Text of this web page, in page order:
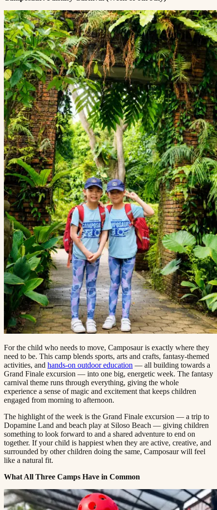
For the child who needs to move, Camposaur is exactly where they
need to be. This camp blends sports, arts and crafts, fantasy-themed
activities, and ​​​​‌ ‍ ​‍​‍‌‍ ‌ ​‍‌‍‍‌‌‍‌ ‌‍‍‌‌‍ ‍​‍​‍​ ‍‍​‍​‍‌ ​ ‌‍​‌‌‍ ‍‌‍‍‌‌ ‌​‌ ‍‌​‍ ‍‌‍‍‌‌‍ ​‍​‍​‍ ​​‍​‍‌‍‍​‌ ​‍‌‍‌‌‌‍‌‍​‍​‍​ ‍‍​‍​‍​‍ ‌ ​ ‌ ‌​‌ ‌‌‌‍‌​‌‍‍‌‌‍ ​‍ ‌‍‍‌‌‍ ‍‌ ‌​‌‍‌‌‌‍ ‍‌ ‌​​‍ ‌‍‌‌‌‍‌​‌‍‍‌‌ ‌​​‍ ‌‍ ‌‌‍ ‌‍‌​‌‍‌‌​ ‌‌ ​​‌ ​‍‌‍‌‌‌ ​ ‌‍‌‌‌‍ ‍‌ ‌​‌‍​‌‌ ‌​‌‍‍‌‌‍ ‌‍ ‍​ ‍ ‌‍‍‌‌‍‌​​ ‌​ ‌‌‌‍‌‌​ ​ ​ ​‍​ ‌ ​ ​​​ ‍​‌‍‌‌​‍ ‌​ ‍‌‌‍​‌​ ‌ ​ ​​​‍ ‌​ ‌​‌‍‌‍‌‍‌​​ ‍‌​‍ ‌‌‍​‍‌‍​‍​ ‍​​ ​‌​‍ ‌​ ​​​ ‌​​ ‍‌​ ‌​​ ‌ ​ ​‌‌‍​ ​ ​​​ ‌​​ ‍​‌‍​ ​ ‌‌​ ‍ ‌ ‌​‌ ‍‌‌ ​​‌‍‌‌​ ‌‌‍ ‍‌‍‌‌‌ ‌ ‌ ​ ​ ‍ ‌ ​​‌‍​‌‌ ‌​‌‍‍​​ ‌‌‍​ ‌‍ ‌‍ ‍‌ ‌​‌‍‌‌‌‍ ‍‌ ‌​​‍‌‌​ ‌‌‌​​‍‌‌ ‌‍‍ ‌‍‌‌‌ ‍‌​‍‌‌​ ​ ‌​‌​​‍‌‌​ ​ ‌​‌​​‍‌‌​ ​‍​ ​‍‌‍‌​​ ​ ​ ‌‍‌‍‌‌​ ‍​‌‍‌‍​ ‌​​ ​ ​ ‍​‌‍​‍​ ​‍‌‍‌​​‍‌‌​ ​‍​ ​‍​‍‌‌​ ‌‌‌​‌​​‍ ‍‌‍​ ‌‍‍​‌‍‍‌‌‍ ​‌‍‌​‌ ​‍‌‍‌‌‌‍ ‍​‍‌‌​ ‌‌‌​​‍‌‌ ‌‍‍ ‌‍‌‌‌ ‍‌​‍‌‌​ ​ ‌​‌​​‍‌‌​ ​ ‌​‌​​‍‌‌​ ​‍​ ​‍​ ​‌​ ‍​‌‍‌‌​ ‍​​ ​​​ ‌ ​ ‌‍​ ​ ​ ​​​ ‍‌​ ‍​​ ‍‌​‍‌‌​ ​‍​ ​‍​‍‌‌​ ‌‌‌​‌​​‍ ‍‌ ‌​‌‍‌‌‌ ‍​‌ ‌​​ ‌‍​‍‌‍​‌‌ ​ ‌‍‌‌‌‌‌‌‌ ​‍‌‍ ​​ ‌​‍‌‌​ ​‍‌​‌‍‌ ​ ‌ ‌​‌ ‌‌‌‍‌​‌‍‍‌‌‍ ​‍‌‍‌‍‍‌‌‍‌​​ ‌​ ‌‌‌‍‌‌​ ​ ​ ​‍​ ‌ ​ ​​​ ‍​‌‍‌‌​‍ ‌​ ‍‌‌‍​‌​ ‌ ​ ​​​‍ ‌​ ‌​‌‍‌‍‌‍‌​​ ‍‌​‍ ‌‌‍​‍‌‍​‍​ ‍​​ ​‌​‍ ‌​ ​​​ ‌​​ ‍‌​ ‌​​ ‌ ​ ​‌‌‍​ ​ ​​​ ‌​​ ‍​‌‍​ ​ ‌‌​‍‌‍‌ ‌​‌ ‍‌‌ ​​‌‍‌‌​ ‌‌‍ ‍‌‍‌‌‌ ‌ ‌ ​ ​‍‌‍‌ ​​‌‍​‌‌ ‌​‌‍‍​​ ‌‌‍​ ‌‍ ‌‍ ‍‌ ‌​‌‍‌‌‌‍ ‍‌ ‌​​‍‌‌​ ‌‌‌​​‍‌‌ ‌‍‍ ‌‍‌‌‌ ‍‌​‍‌‌​ ​ ‌​‌​​‍‌‌​ ​ ‌​‌​​‍‌‌​ ​‍​ ​‍‌‍‌​​ ​ ​ ‌‍‌‍‌‌​ ‍​‌‍‌‍​ ‌​​ ​ ​ ‍​‌‍​‍​ ​‍‌‍‌​​‍‌‌​ ​‍​ ​‍​‍‌‌​ ‌‌‌​‌​​‍ ‍‌‍​ ‌‍‍​‌‍‍‌‌‍ ​‌‍‌​‌ ​‍‌‍‌‌‌‍ ‍​‍‌‌​ ‌‌‌​​‍‌‌ ‌‍‍ ‌‍‌‌‌ ‍‌​‍‌‌​ ​ ‌​‌​​‍‌‌​ ​ ‌​‌​​‍‌‌​ ​‍​ ​‍​ ​‌​ ‍​‌‍‌‌​ ‍​​ ​​​ ‌ ​ ‌‍​ ​ ​ ​​​ ‍‌​ ‍​​ ‍‌​‍‌‌​ ​‍​ ​‍​‍‌‌​ ‌‌‌​‌​​‍ ‍‌ ‌​‌‍‌‌‌ ‍​‌ ‌​​‍‌‍‌ ​​‌‍‌‌‌ ​‍‌ ​ ‌ ​​‌‍‌‌‌‍​ ‌ ‌​‌‍‍‌‌ ‌‍‌‍‌‌​ ‌‌ ​​‌ ‌‌‌‍​‍‌‍ ​‌‍‍‌‌ ​ ‌‍‍​‌‍‌‌‌‍‌​​‍​‍‌ ‌ hands-on outdoor education​​​​‌ ‍ ​‍​‍‌‍ ‌ ​‍‌‍‍‌‌‍‌ ‌‍‍‌‌‍ ‍​‍​‍​ ‍‍​‍​‍‌ ​ ‌‍​‌‌‍ ‍‌‍‍‌‌ ‌​‌ ‍‌​‍ ‍‌‍‍‌‌‍ ​‍​‍​‍ ​​‍​‍‌‍‍​‌ ​‍‌‍‌‌‌‍‌‍​‍​‍​ ‍‍​‍​‍​‍ ‌ ​ ‌ ‌​‌ ‌‌‌‍‌​‌‍‍‌‌‍ ​‍ ‌‍‍‌‌‍ ‍‌ ‌​‌‍‌‌‌‍ ‍‌ ‌​​‍ ‌‍‌‌‌‍‌​‌‍‍‌‌ ‌​​‍ ‌‍ ‌‌‍ ‌‍‌​‌‍‌‌​ ‌‌ ​​‌ ​‍‌‍‌‌‌ ​ ‌‍‌‌‌‍ ‍‌ ‌​‌‍​‌‌ ‌​‌‍‍‌‌‍ ‌‍ ‍​ ‍ ‌‍‍‌‌‍‌​​ ‌​ ‌‌‌‍‌‌​ ​ ​ ​‍​ ‌ ​ ​​​ ‍​‌‍‌‌​‍ ‌​ ‍‌‌‍​‌​ ‌ ​ ​​​‍ ‌​ ‌​‌‍‌‍‌‍‌​​ ‍‌​‍ ‌‌‍​‍‌‍​‍​ ‍​​ ​‌​‍ ‌​ ​​​ ‌​​ ‍‌​ ‌​​ ‌ ​ ​‌‌‍​ ​ ​​​ ‌​​ ‍​‌‍​ ​ ‌‌​ ‍ ‌ ‌​‌ ‍‌‌ ​​‌‍‌‌​ ‌‌‍ ‍‌‍‌‌‌ ‌ ‌ ​ ​ ‍ ‌ ​​‌‍​‌‌ ‌​‌‍‍​​ ‌‌‍​ ‌‍ ‌‍ ‍‌ ‌​‌‍‌‌‌‍ ‍‌ ‌​​‍‌‌​ ‌‌‌​​‍‌‌ ‌‍‍ ‌‍‌‌‌ ‍‌​‍‌‌​ ​ ‌​‌​​‍‌‌​ ​ ‌​‌​​‍‌‌​ ​‍​ ​‍‌‍‌​​ ​ ​ ‌‍‌‍‌‌​ ‍​‌‍‌‍​ ‌​​ ​ ​ ‍​‌‍​‍​ ​‍‌‍‌​​‍‌‌​ ​‍​ ​‍​‍‌‌​ ‌‌‌​‌​​‍ ‍‌‍​ ‌‍‍​‌‍‍‌‌‍ ​‌‍‌​‌ ​‍‌‍‌‌‌‍ ‍​‍‌‌​ ‌‌‌​​‍‌‌ ‌‍‍ ‌‍‌‌‌ ‍‌​‍‌‌​ ​ ‌​‌​​‍‌‌​ ​ ‌​‌​​‍‌‌​ ​‍​ ​‍​ ‌ ‌‍‌‌‌‍​‍​ ‌‌​ ‌‍​ ‌ ​ ​ ‌‍‌​‌‍‌‍​ ‌‍​ ‌‌​ ‌‌​‍‌‌​ ​‍​ ​‍​‍‌‌​ ‌‌‌​‌​​‍ ‍‌ ‌​‌‍‌‌‌ ‍​‌ ‌​​ ‌‍​‍‌‍​‌‌ ​ ‌‍‌‌‌‌‌‌‌ ​‍‌‍ ​​ ‌​‍‌‌​ ​‍‌​‌‍‌ ​ ‌ ‌​‌ ‌‌‌‍‌​‌‍‍‌‌‍ ​‍‌‍‌‍‍‌‌‍‌​​ ‌​ ‌‌‌‍‌‌​ ​ ​ ​‍​ ‌ ​ ​​​ ‍​‌‍‌‌​‍ ‌​ ‍‌‌‍​‌​ ‌ ​ ​​​‍ ‌​ ‌​‌‍‌‍‌‍‌​​ ‍‌​‍ ‌‌‍​‍‌‍​‍​ ‍​​ ​‌​‍ ‌​ ​​​ ‌​​ ‍‌​ ‌​​ ‌ ​ ​‌‌‍​ ​ ​​​ ‌​​ ‍​‌‍​ ​ ‌‌​‍‌‍‌ ‌​‌ ‍‌‌ ​​‌‍‌‌​ ‌‌‍ ‍‌‍‌‌‌ ‌ ‌ ​ ​‍‌‍‌ ​​‌‍​‌‌ ‌​‌‍‍​​ ‌‌‍​ ‌‍ ‌‍ ‍‌ ‌​‌‍‌‌‌‍ ‍‌ ‌​​‍‌‌​ ‌‌‌​​‍‌‌ ‌‍‍ ‌‍‌‌‌ ‍‌​‍‌‌​ ​ ‌​‌​​‍‌‌​ ​ ‌​‌​​‍‌‌​ ​‍​ ​‍‌‍‌​​ ​ ​ ‌‍‌‍‌‌​ ‍​‌‍‌‍​ ‌​​ ​ ​ ‍​‌‍​‍​ ​‍‌‍‌​​‍‌‌​ ​‍​ ​‍​‍‌‌​ ‌‌‌​‌​​‍ ‍‌‍​ ‌‍‍​‌‍‍‌‌‍ ​‌‍‌​‌ ​‍‌‍‌‌‌‍ ‍​‍‌‌​ ‌‌‌​​‍‌‌ ‌‍‍ ‌‍‌‌‌ ‍‌​‍‌‌​ ​ ‌​‌​​‍‌‌​ ​ ‌​‌​​‍‌‌​ ​‍​ ​‍​ ‌ ‌‍‌‌‌‍​‍​ ‌‌​ ‌‍​ ‌ ​ ​ ‌‍‌​‌‍‌‍​ ‌‍​ ‌‌​ ‌‌​‍‌‌​ ​‍​ ​‍​‍‌‌​ ‌‌‌​‌​​‍ ‍‌ ‌​‌‍‌‌‌ ‍​‌ ‌​​‍‌‍‌ ​​‌‍‌‌‌ ​‍‌ ​ ‌ ​​‌‍‌‌‌‍​ ‌ ‌​‌‍‍‌‌ ‌‍‌‍‌‌​ ‌‌ ​​‌ ‌‌‌‍​‍‌‍ ​‌‍‍‌‌ ​ ‌‍‍​‌‍‌‌‌‍‌​​‍​‍‌ ‌ — all building towards a
Grand Finale excursion — into one big, energetic week. The fantasy
carnival theme runs through everything, giving the whole
experience a sense of magic and excitement that keeps children
engaged from morning to afternoon.​​​​‌ ‍ ​‍​‍‌‍ ‌ ​‍‌‍‍‌‌‍‌ ‌‍‍‌‌‍ ‍​‍​‍​ ‍‍​‍​‍‌ ​ ‌‍​‌‌‍ ‍‌‍‍‌‌ ‌​‌ ‍‌​‍ ‍‌‍‍‌‌‍ ​‍​‍​‍ ​​‍​‍‌‍‍​‌ ​‍‌‍‌‌‌‍‌‍​‍​‍​ ‍‍​‍​‍​‍ ‌ ​ ‌ ‌​‌ ‌‌‌‍‌​‌‍‍‌‌‍ ​‍ ‌‍‍‌‌‍ ‍‌ ‌​‌‍‌‌‌‍ ‍‌ ‌​​‍ ‌‍‌‌‌‍‌​‌‍‍‌‌ ‌​​‍ ‌‍ ‌‌‍ ‌‍‌​‌‍‌‌​ ‌‌ ​​‌ ​‍‌‍‌‌‌ ​ ‌‍‌‌‌‍ ‍‌ ‌​‌‍​‌‌ ‌​‌‍‍‌‌‍ ‌‍ ‍​ ‍ ‌‍‍‌‌‍‌​​ ‌​ ‌‌‌‍‌‌​ ​ ​ ​‍​ ‌ ​ ​​​ ‍​‌‍‌‌​‍ ‌​ ‍‌‌‍​‌​ ‌ ​ ​​​‍ ‌​ ‌​‌‍‌‍‌‍‌​​ ‍‌​‍ ‌‌‍​‍‌‍​‍​ ‍​​ ​‌​‍ ‌​ ​​​ ‌​​ ‍‌​ ‌​​ ‌ ​ ​‌‌‍​ ​ ​​​ ‌​​ ‍​‌‍​ ​ ‌‌​ ‍ ‌ ‌​‌ ‍‌‌ ​​‌‍‌‌​ ‌‌‍ ‍‌‍‌‌‌ ‌ ‌ ​ ​ ‍ ‌ ​​‌‍​‌‌ ‌​‌‍‍​​ ‌‌‍​ ‌‍ ‌‍ ‍‌ ‌​‌‍‌‌‌‍ ‍‌ ‌​​‍‌‌​ ‌‌‌​​‍‌‌ ‌‍‍ ‌‍‌‌‌ ‍‌​‍‌‌​ ​ ‌​‌​​‍‌‌​ ​ ‌​‌​​‍‌‌​ ​‍​ ​‍‌‍‌​​ ​ ​ ‌‍‌‍‌‌​ ‍​‌‍‌‍​ ‌​​ ​ ​ ‍​‌‍​‍​ ​‍‌‍‌​​‍‌‌​ ​‍​ ​‍​‍‌‌​ ‌‌‌​‌​​‍ ‍‌‍​ ‌‍‍​‌‍‍‌‌‍ ​‌‍‌​‌ ​‍‌‍‌‌‌‍ ‍​‍‌‌​ ‌‌‌​​‍‌‌ ‌‍‍ ‌‍‌‌‌ ‍‌​‍‌‌​ ​ ‌​‌​​‍‌‌​ ​ ‌​‌​​‍‌‌​ ​‍​ ​‍‌‍​‍‌‍‌‍​ ‍​​ ‍‌‌‍​‍‌‍‌‌‌‍​‌​ ​‍‌‍‌‍​ ‌ ​ ‍​​ ‌‍​‍‌‌​ ​‍​ ​‍​‍‌‌​ ‌‌‌​‌​​‍ ‍‌ ‌​‌‍‌‌‌ ‍​‌ ‌​​ ‌‍​‍‌‍​‌‌ ​ ‌‍‌‌‌‌‌‌‌ ​‍‌‍ ​​ ‌​‍‌‌​ ​‍‌​‌‍‌ ​ ‌ ‌​‌ ‌‌‌‍‌​‌‍‍‌‌‍ ​‍‌‍‌‍‍‌‌‍‌​​ ‌​ ‌‌‌‍‌‌​ ​ ​ ​‍​ ‌ ​ ​​​ ‍​‌‍‌‌​‍ ‌​ ‍‌‌‍​‌​ ‌ ​ ​​​‍ ‌​ ‌​‌‍‌‍‌‍‌​​ ‍‌​‍ ‌‌‍​‍‌‍​‍​ ‍​​ ​‌​‍ ‌​ ​​​ ‌​​ ‍‌​ ‌​​ ‌ ​ ​‌‌‍​ ​ ​​​ ‌​​ ‍​‌‍​ ​ ‌‌​‍‌‍‌ ‌​‌ ‍‌‌ ​​‌‍‌‌​ ‌‌‍ ‍‌‍‌‌‌ ‌ ‌ ​ ​‍‌‍‌ ​​‌‍​‌‌ ‌​‌‍‍​​ ‌‌‍​ ‌‍ ‌‍ ‍‌ ‌​‌‍‌‌‌‍ ‍‌ ‌​​‍‌‌​ ‌‌‌​​‍‌‌ ‌‍‍ ‌‍‌‌‌ ‍‌​‍‌‌​ ​ ‌​‌​​‍‌‌​ ​ ‌​‌​​‍‌‌​ ​‍​ ​‍‌‍‌​​ ​ ​ ‌‍‌‍‌‌​ ‍​‌‍‌‍​ ‌​​ ​ ​ ‍​‌‍​‍​ ​‍‌‍‌​​‍‌‌​ ​‍​ ​‍​‍‌‌​ ‌‌‌​‌​​‍ ‍‌‍​ ‌‍‍​‌‍‍‌‌‍ ​‌‍‌​‌ ​‍‌‍‌‌‌‍ ‍​‍‌‌​ ‌‌‌​​‍‌‌ ‌‍‍ ‌‍‌‌‌ ‍‌​‍‌‌​ ​ ‌​‌​​‍‌‌​ ​ ‌​‌​​‍‌‌​ ​‍​ ​‍‌‍​‍‌‍‌‍​ ‍​​ ‍‌‌‍​‍‌‍‌‌‌‍​‌​ ​‍‌‍‌‍​ ‌ ​ ‍​​ ‌‍​‍‌‌​ ​‍​ ​‍​‍‌‌​ ‌‌‌​‌​​‍ ‍‌ ‌​‌‍‌‌‌ ‍​‌ ‌​​‍‌‍‌ ​​‌‍‌‌‌ ​‍‌ ​ ‌ ​​‌‍‌‌‌‍​ ‌ ‌​‌‍‍‌‌ ‌‍‌‍‌‌​ ‌‌ ​​‌ ‌‌‌‍​‍‌‍ ​‌‍‍‌‌ ​ ‌‍‍​‌‍‌‌‌‍‌​​‍​‍‌ ‌
The highlight of the week is the Grand Finale excursion — a trip to
Dopamine Land and beach play at Siloso Beach — giving children
something to look forward to and a shared adventure to end on
together. If your child is happiest when they are active, creative, and
surrounded by other children doing the same, Camposaur will feel
like a natural fit.​​​​‌ ‍ ​‍​‍‌‍ ‌ ​‍‌‍‍‌‌‍‌ ‌‍‍‌‌‍ ‍​‍​‍​ ‍‍​‍​‍‌ ​ ‌‍​‌‌‍ ‍‌‍‍‌‌ ‌​‌ ‍‌​‍ ‍‌‍‍‌‌‍ ​‍​‍​‍ ​​‍​‍‌‍‍​‌ ​‍‌‍‌‌‌‍‌‍​‍​‍​ ‍‍​‍​‍​‍ ‌ ​ ‌ ‌​‌ ‌‌‌‍‌​‌‍‍‌‌‍ ​‍ ‌‍‍‌‌‍ ‍‌ ‌​‌‍‌‌‌‍ ‍‌ ‌​​‍ ‌‍‌‌‌‍‌​‌‍‍‌‌ ‌​​‍ ‌‍ ‌‌‍ ‌‍‌​‌‍‌‌​ ‌‌ ​​‌ ​‍‌‍‌‌‌ ​ ‌‍‌‌‌‍ ‍‌ ‌​‌‍​‌‌ ‌​‌‍‍‌‌‍ ‌‍ ‍​ ‍ ‌‍‍‌‌‍‌​​ ‌​ ‌‌‌‍‌‌​ ​ ​ ​‍​ ‌ ​ ​​​ ‍​‌‍‌‌​‍ ‌​ ‍‌‌‍​‌​ ‌ ​ ​​​‍ ‌​ ‌​‌‍‌‍‌‍‌​​ ‍‌​‍ ‌‌‍​‍‌‍​‍​ ‍​​ ​‌​‍ ‌​ ​​​ ‌​​ ‍‌​ ‌​​ ‌ ​ ​‌‌‍​ ​ ​​​ ‌​​ ‍​‌‍​ ​ ‌‌​ ‍ ‌ ‌​‌ ‍‌‌ ​​‌‍‌‌​ ‌‌‍ ‍‌‍‌‌‌ ‌ ‌ ​ ​ ‍ ‌ ​​‌‍​‌‌ ‌​‌‍‍​​ ‌‌‍​ ‌‍ ‌‍ ‍‌ ‌​‌‍‌‌‌‍ ‍‌ ‌​​‍‌‌​ ‌‌‌​​‍‌‌ ‌‍‍ ‌‍‌‌‌ ‍‌​‍‌‌​ ​ ‌​‌​​‍‌‌​ ​ ‌​‌​​‍‌‌​ ​‍​ ​‍​ ‍​​ ​‍​ ​‌​ ‌‍‌‍‌‌‌‍​‌‌‍‌‌​ ​‌​ ‍‌‌‍‌​​ ‌​​ ‌‍​‍‌‌​ ​‍​ ​‍​‍‌‌​ ‌‌‌​‌​​‍ ‍‌‍​ ‌‍‍​‌‍‍‌‌‍ ​‌‍‌​‌ ​‍‌‍‌‌‌‍ ‍​‍‌‌​ ‌‌‌​​‍‌‌ ‌‍‍ ‌‍‌‌‌ ‍‌​‍‌‌​ ​ ‌​‌​​‍‌‌​ ​ ‌​‌​​‍‌‌​ ​‍​ ​‍​ ‌‌​ ‌ ‌‍​‌​ ​‍‌‍‌‌‌‍‌‍‌‍​‍‌‍​‍‌‍‌‌‌‍​‌‌‍​‍​ ‌ ​‍‌‌​ ​‍​ ​‍​‍‌‌​ ‌‌‌​‌​​‍ ‍‌ ‌​‌‍‌‌‌ ‍​‌ ‌​​ ‌‍​‍‌‍​‌‌ ​ ‌‍‌‌‌‌‌‌‌ ​‍‌‍ ​​ ‌​‍‌‌​ ​‍‌​‌‍‌ ​ ‌ ‌​‌ ‌‌‌‍‌​‌‍‍‌‌‍ ​‍‌‍‌‍‍‌‌‍‌​​ ‌​ ‌‌‌‍‌‌​ ​ ​ ​‍​ ‌ ​ ​​​ ‍​‌‍‌‌​‍ ‌​ ‍‌‌‍​‌​ ‌ ​ ​​​‍ ‌​ ‌​‌‍‌‍‌‍‌​​ ‍‌​‍ ‌‌‍​‍‌‍​‍​ ‍​​ ​‌​‍ ‌​ ​​​ ‌​​ ‍‌​ ‌​​ ‌ ​ ​‌‌‍​ ​ ​​​ ‌​​ ‍​‌‍​ ​ ‌‌​‍‌‍‌ ‌​‌ ‍‌‌ ​​‌‍‌‌​ ‌‌‍ ‍‌‍‌‌‌ ‌ ‌ ​ ​‍‌‍‌ ​​‌‍​‌‌ ‌​‌‍‍​​ ‌‌‍​ ‌‍ ‌‍ ‍‌ ‌​‌‍‌‌‌‍ ‍‌ ‌​​‍‌‌​ ‌‌‌​​‍‌‌ ‌‍‍ ‌‍‌‌‌ ‍‌​‍‌‌​ ​ ‌​‌​​‍‌‌​ ​ ‌​‌​​‍‌‌​ ​‍​ ​‍​ ‍​​ ​‍​ ​‌​ ‌‍‌‍‌‌‌‍​‌‌‍‌‌​ ​‌​ ‍‌‌‍‌​​ ‌​​ ‌‍​‍‌‌​ ​‍​ ​‍​‍‌‌​ ‌‌‌​‌​​‍ ‍‌‍​ ‌‍‍​‌‍‍‌‌‍ ​‌‍‌​‌ ​‍‌‍‌‌‌‍ ‍​‍‌‌​ ‌‌‌​​‍‌‌ ‌‍‍ ‌‍‌‌‌ ‍‌​‍‌‌​ ​ ‌​‌​​‍‌‌​ ​ ‌​‌​​‍‌‌​ ​‍​ ​‍​ ‌‌​ ‌ ‌‍​‌​ ​‍‌‍‌‌‌‍‌‍‌‍​‍‌‍​‍‌‍‌‌‌‍​‌‌‍​‍​ ‌ ​‍‌‌​ ​‍​ ​‍​‍‌‌​ ‌‌‌​‌​​‍ ‍‌ ‌​‌‍‌‌‌ ‍​‌ ‌​​‍‌‍‌ ​​‌‍‌‌‌ ​‍‌ ​ ‌ ​​‌‍‌‌‌‍​ ‌ ‌​‌‍‍‌‌ ‌‍‌‍‌‌​ ‌‌ ​​‌ ‌‌‌‍​‍‌‍ ​‌‍‍‌‌ ​ ‌‍‍​‌‍‌‌‌‍‌​​‍​‍‌ ‌
What All Three Camps Have in Common​​​​‌ ‍ ​‍​‍‌‍ ‌ ​‍‌‍‍‌‌‍‌ ‌‍‍‌‌‍ ‍​‍​‍​ ‍‍​‍​‍‌ ​ ‌‍​‌‌‍ ‍‌‍‍‌‌ ‌​‌ ‍‌​‍ ‍‌‍‍‌‌‍ ​‍​‍​‍ ​​‍​‍‌‍‍​‌ ​‍‌‍‌‌‌‍‌‍​‍​‍​ ‍‍​‍​‍​‍ ‌ ​ ‌ ‌​‌ ‌‌‌‍‌​‌‍‍‌‌‍ ​‍ ‌‍‍‌‌‍ ‍‌ ‌​‌‍‌‌‌‍ ‍‌ ‌​​‍ ‌‍‌‌‌‍‌​‌‍‍‌‌ ‌​​‍ ‌‍ ‌‌‍ ‌‍‌​‌‍‌‌​ ‌‌ ​​‌ ​‍‌‍‌‌‌ ​ ‌‍‌‌‌‍ ‍‌ ‌​‌‍​‌‌ ‌​‌‍‍‌‌‍ ‌‍ ‍​ ‍ ‌‍‍‌‌‍‌​​ ‌​ ‌‌‌‍‌‌​ ​ ​ ​‍​ ‌ ​ ​​​ ‍​‌‍‌‌​‍ ‌​ ‍‌‌‍​‌​ ‌ ​ ​​​‍ ‌​ ‌​‌‍‌‍‌‍‌​​ ‍‌​‍ ‌‌‍​‍‌‍​‍​ ‍​​ ​‌​‍ ‌​ ​​​ ‌​​ ‍‌​ ‌​​ ‌ ​ ​‌‌‍​ ​ ​​​ ‌​​ ‍​‌‍​ ​ ‌‌​ ‍ ‌ ‌​‌ ‍‌‌ ​​‌‍‌‌​ ‌‌‍ ‍‌‍‌‌‌ ‌ ‌ ​ ​ ‍ ‌ ​​‌‍​‌‌ ‌​‌‍‍​​ ‌‌‍​ ‌‍ ‌‍ ‍‌ ‌​‌‍‌‌‌‍ ‍‌ ‌​​‍‌‌​ ‌‌‌​​‍‌‌ ‌‍‍ ‌‍‌‌‌ ‍‌​‍‌‌​ ​ ‌​‌​​‍‌‌​ ​ ‌​‌​​‍‌‌​ ​‍​ ​‍‌‍​ ‌‍‌​‌‍‌​​ ‌‌‌‍​ ‌‍​ ​ ‌ ‌‍‌‍​ ‍‌​ ‌‌​ ​‍​ ‌‌​‍‌‌​ ​‍​ ​‍​‍‌‌​ ‌‌‌​‌​​‍ ‍‌‍​ ‌‍‍​‌‍‍‌‌‍ ​‌‍‌​‌ ​‍‌‍‌‌‌‍ ‍​‍‌‌​ ‌‌‌​​‍‌‌ ‌‍‍ ‌‍‌‌‌ ‍‌​‍‌‌​ ​ ‌​‌​​‍‌‌​ ​ ‌​‌​​‍‌‌​ ​‍​ ​‍​ ‍​‌‍​ ​ ‌​​ ‍‌‌‍​‌​ ‌‍‌‍‌‌​ ‍‌‌‍‌‍​ ​‍​ ‌‌‌‍​ ​‍‌‌​ ​‍​ ​‍​‍‌‌​ ‌‌‌​‌​​‍ ‍‌ ‌​‌‍‌‌‌ ‍​‌ ‌​​ ‌‍​‍‌‍​‌‌ ​ ‌‍‌‌‌‌‌‌‌ ​‍‌‍ ​​ ‌​‍‌‌​ ​‍‌​‌‍‌ ​ ‌ ‌​‌ ‌‌‌‍‌​‌‍‍‌‌‍ ​‍‌‍‌‍‍‌‌‍‌​​ ‌​ ‌‌‌‍‌‌​ ​ ​ ​‍​ ‌ ​ ​​​ ‍​‌‍‌‌​‍ ‌​ ‍‌‌‍​‌​ ‌ ​ ​​​‍ ‌​ ‌​‌‍‌‍‌‍‌​​ ‍‌​‍ ‌‌‍​‍‌‍​‍​ ‍​​ ​‌​‍ ‌​ ​​​ ‌​​ ‍‌​ ‌​​ ‌ ​ ​‌‌‍​ ​ ​​​ ‌​​ ‍​‌‍​ ​ ‌‌​‍‌‍‌ ‌​‌ ‍‌‌ ​​‌‍‌‌​ ‌‌‍ ‍‌‍‌‌‌ ‌ ‌ ​ ​‍‌‍‌ ​​‌‍​‌‌ ‌​‌‍‍​​ ‌‌‍​ ‌‍ ‌‍ ‍‌ ‌​‌‍‌‌‌‍ ‍‌ ‌​​‍‌‌​ ‌‌‌​​‍‌‌ ‌‍‍ ‌‍‌‌‌ ‍‌​‍‌‌​ ​ ‌​‌​​‍‌‌​ ​ ‌​‌​​‍‌‌​ ​‍​ ​‍‌‍​ ‌‍‌​‌‍‌​​ ‌‌‌‍​ ‌‍​ ​ ‌ ‌‍‌‍​ ‍‌​ ‌‌​ ​‍​ ‌‌​‍‌‌​ ​‍​ ​‍​‍‌‌​ ‌‌‌​‌​​‍ ‍‌‍​ ‌‍‍​‌‍‍‌‌‍ ​‌‍‌​‌ ​‍‌‍‌‌‌‍ ‍​‍‌‌​ ‌‌‌​​‍‌‌ ‌‍‍ ‌‍‌‌‌ ‍‌​‍‌‌​ ​ ‌​‌​​‍‌‌​ ​ ‌​‌​​‍‌‌​ ​‍​ ​‍​ ‍​‌‍​ ​ ‌​​ ‍‌‌‍​‌​ ‌‍‌‍‌‌​ ‍‌‌‍‌‍​ ​‍​ ‌‌‌‍​ ​‍‌‌​ ​‍​ ​‍​‍‌‌​ ‌‌‌​‌​​‍ ‍‌ ‌​‌‍‌‌‌ ‍​‌ ‌​​‍‌‍‌ ​​‌‍‌‌‌ ​‍‌ ​ ‌ ​​‌‍‌‌‌‍​ ‌ ‌​‌‍‍‌‌ ‌‍‌‍‌‌​ ‌‌ ​​‌ ‌‌‌‍​‍‌‍ ​‌‍‍‌‌ ​ ‌‍‍​‌‍‌‌‌‍‌​​‍​‍‌ ‌